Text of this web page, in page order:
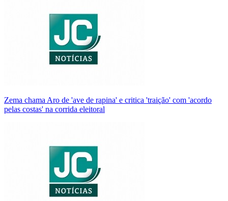
Zema chama Aro de 'ave de rapina' e critica 'traição' com 'acordo
pelas costas' na corrida eleitoral